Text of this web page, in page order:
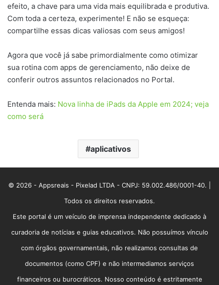
efeito, a chave para uma vida mais equilibrada e produtiva.
Com toda a certeza, experimente! E não se esqueça:
compartilhe essas dicas valiosas com seus amigos!
Agora que você já sabe primordialmente como otimizar
sua rotina com apps de gerenciamento, não deixe de
conferir outros assuntos relacionados no Portal.
Entenda mais: Nova linha de iPads da Apple em 2024; veja
como será
aplicativos
© 2026 - Appsreais - Pixelad LTDA - CNPJ: 59.002.486/0001-40. |
Todos os direitos reservados.
Este portal é um veículo de imprensa independente dedicado à
curadoria de notícias e guias educativos. Não possuímos vínculo
com órgãos governamentais, não realizamos consultas de
documentos (como CPF) e não intermediamos serviços
financeiros ou burocráticos. Nosso conteúdo é estritamente